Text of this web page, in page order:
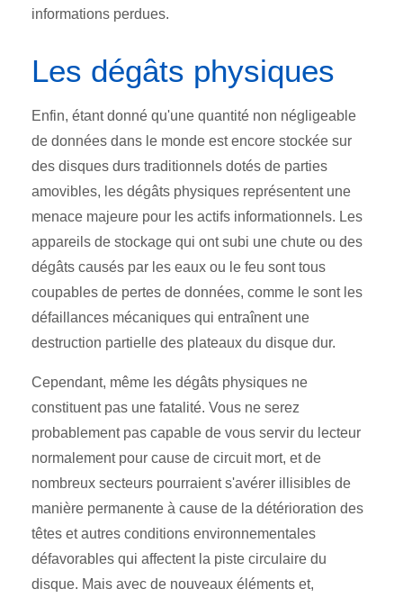
informations perdues.
Les dégâts physiques
Enfin, étant donné qu'une quantité non négligeable
de données dans le monde est encore stockée sur
des disques durs traditionnels dotés de parties
amovibles, les dégâts physiques représentent une
menace majeure pour les actifs informationnels. Les
appareils de stockage qui ont subi une chute ou des
dégâts causés par les eaux ou le feu sont tous
coupables de pertes de données, comme le sont les
défaillances mécaniques qui entraînent une
destruction partielle des plateaux du disque dur.
Cependant, même les dégâts physiques ne
constituent pas une fatalité. Vous ne serez
probablement pas capable de vous servir du lecteur
normalement pour cause de circuit mort, et de
nombreux secteurs pourraient s'avérer illisibles de
manière permanente à cause de la détérioration des
têtes et autres conditions environnementales
défavorables qui affectent la piste circulaire du
disque. Mais avec de nouveaux éléments et,